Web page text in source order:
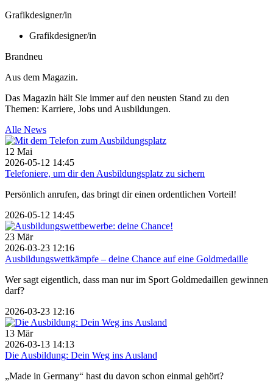
Grafikdesigner/in
Grafikdesigner/in
Brandneu
Aus dem Magazin.
Das Magazin hält Sie immer auf den neusten Stand zu den
Themen: Karriere, Jobs und Ausbildungen.
Alle News
12 Mai
2026-05-12 14:45
Telefoniere, um dir den Ausbildungsplatz zu sichern
Persönlich anrufen, das bringt dir einen ordentlichen Vorteil!
2026-05-12 14:45
23 Mär
2026-03-23 12:16
Ausbildungswettkämpfe – deine Chance auf eine Goldmedaille
Wer sagt eigentlich, dass man nur im Sport Goldmedaillen gewinnen
darf?
2026-03-23 12:16
13 Mär
2026-03-13 14:13
Die Ausbildung: Dein Weg ins Ausland
„Made in Germany“ hast du davon schon einmal gehört?